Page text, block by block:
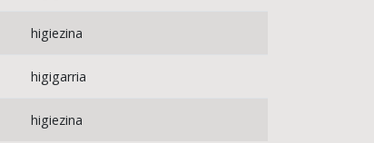
higiezina
higigarria
higiezina